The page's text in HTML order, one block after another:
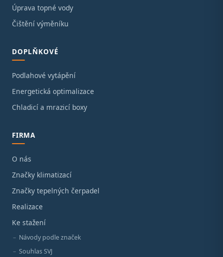
Úprava topné vody
Čištění výměníku
DOPLŇKOVÉ
Podlahové vytápění
Energetická optimalizace
Chladicí a mrazicí boxy
FIRMA
O nás
Značky klimatizací
Značky tepelných čerpadel
Realizace
Ke stažení
Návody podle značek
Souhlas SVJ